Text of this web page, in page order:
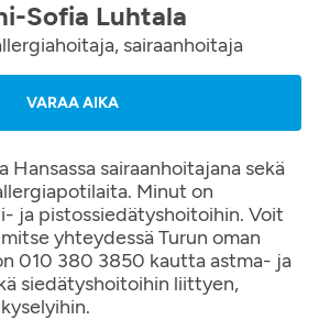
Sofia Luhtala
sairaanhoitaja
VARAA AIKA
Hansassa sairaanhoitajana sekä
Minut on
ja pistossiedätyshoitoihin. Voit
yhteydessä Turun oman
010 380 3850 kautta astma- ja
siedätyshoitoihin liittyen,